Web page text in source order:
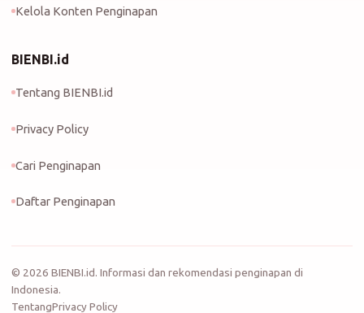
Kelola Konten Penginapan
BIENBI.id
Tentang BIENBI.id
Privacy Policy
Cari Penginapan
Daftar Penginapan
© 2026 BIENBI.id. Informasi dan rekomendasi penginapan di
Indonesia.
TentangPrivacy Policy